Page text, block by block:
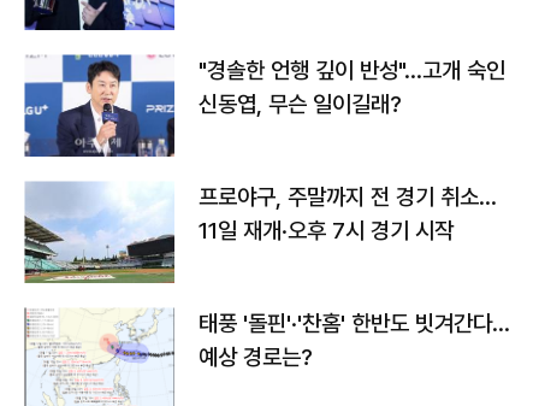
"경솔한 언행 깊이 반성"…고개 숙인
신동엽, 무슨 일이길래?
프로야구, 주말까지 전 경기 취소…
11일 재개·오후 7시 경기 시작
태풍 '돌핀'·'찬홈' 한반도 빗겨간다…
예상 경로는?